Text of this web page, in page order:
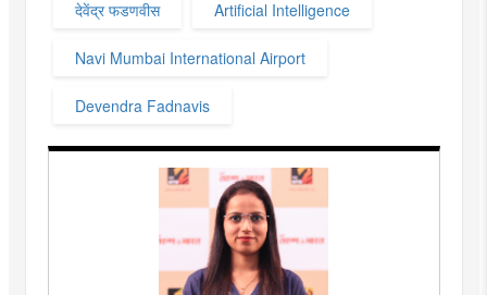
देवेंद्र फडणवीस Artificial Intelligence
Navi Mumbai International Airport
Devendra Fadnavis